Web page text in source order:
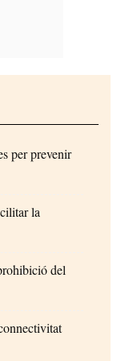
per prevenir
la
del